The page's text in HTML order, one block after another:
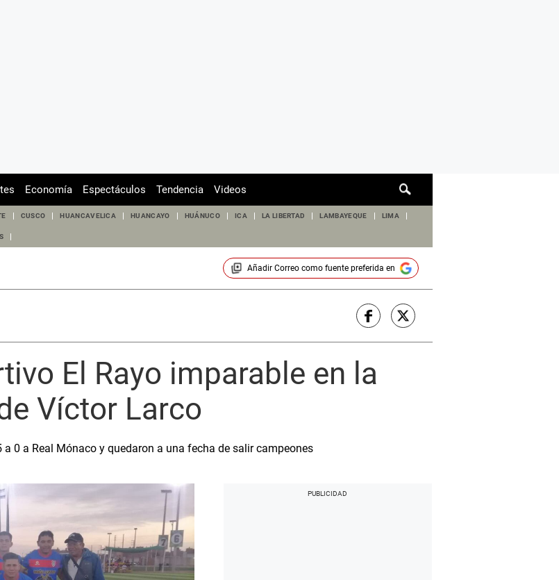
de
Economía Espectáculos Tendencia Videos
CUSCO HUANCAVELICA HUANCAYO HUÁNUCO ICA LA LIBERTAD LAMBAYEQUE LIMA
Añadir Correocomo fuente preferida en
El Rayo imparable en la
Víctor Larco
0 a Real Mónaco y quedaron a una fecha de salir campeones